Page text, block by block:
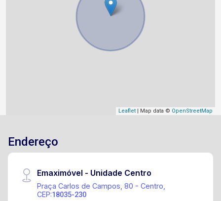
Leaflet | Map data © OpenStreetMap
Endereço
Emaximóvel - Unidade Centro
Praça Carlos de Campos, 80 - Centro,
CEP:18035-230